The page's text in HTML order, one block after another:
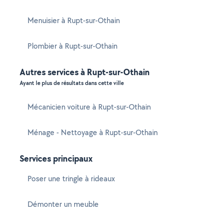
Menuisier à Rupt-sur-Othain
Plombier à Rupt-sur-Othain
Autres services à Rupt-sur-Othain
Ayant le plus de résultats dans cette ville
Mécanicien voiture à Rupt-sur-Othain
Ménage - Nettoyage à Rupt-sur-Othain
Services principaux
Poser une tringle à rideaux
Démonter un meuble